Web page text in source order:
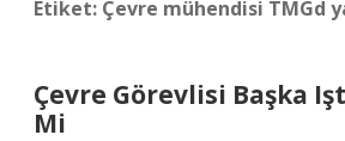
Etiket: Çevre mühendisi TMGd
Çevre Görevlisi Başka
Mi